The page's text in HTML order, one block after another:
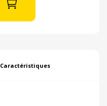
Caractéristiques